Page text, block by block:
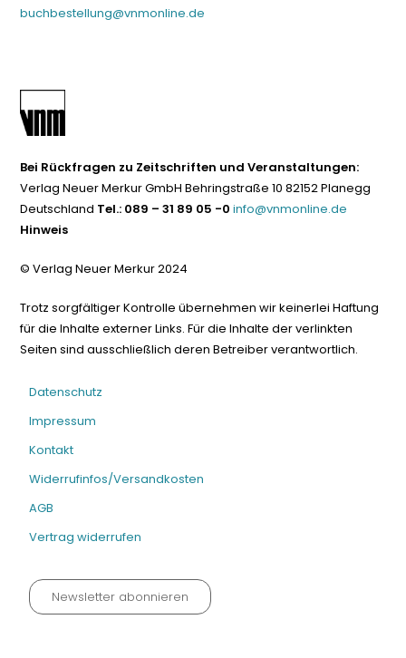
buchbestellung@vnmonline.de
Bei Rückfragen zu Zeitschriften und Veranstaltungen:
Verlag Neuer Merkur GmbH Behringstraße 10 82152 Planegg
Deutschland Tel.: 089 – 31 89 05 -0 info@vnmonline.de
Hinweis
© Verlag Neuer Merkur 2024
Trotz sorgfältiger Kontrolle übernehmen wir keinerlei Haftung
für die Inhalte externer Links. Für die Inhalte der verlinkten
Seiten sind ausschließlich deren Betreiber verantwortlich.
Datenschutz
Impressum
Kontakt
Widerrufinfos/Versandkosten
AGB
Vertrag widerrufen
Newsletter abonnieren